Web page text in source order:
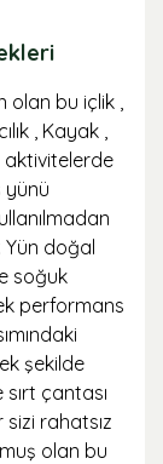
olan bu içlik ,
, Kayak ,
aktivitelerde
yünü
Yün doğal
soğuk
performans
şekilde
çantası
sizi rahatsız
olan bu